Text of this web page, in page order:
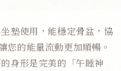
墊使用，能穩定骨盆，協
您的能量流動更加順暢。
身形是完美的「午睡神